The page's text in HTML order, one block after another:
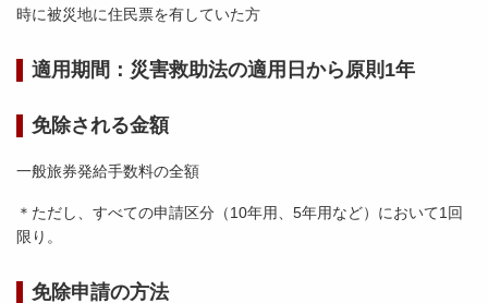
時に被災地に住民票を有していた方
適用期間： 災害救助法の適用日から原則1年
免除される金額
一般旅券発給手数料の全額
＊ただし、すべての申請区分（10年用、5年用など）において1回
限り。
免除申請の方法